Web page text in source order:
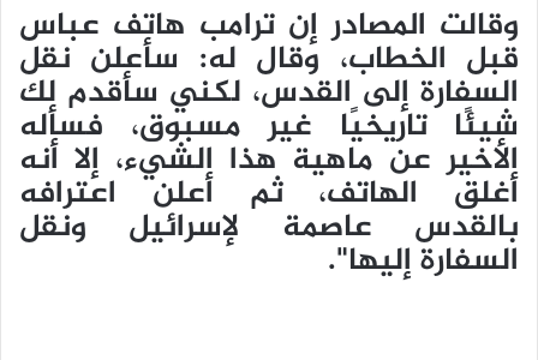
وقالت المصادر إن ترامب هاتف عباس
قبل الخطاب، وقال له: سأعلن نقل
السفارة إلى القدس، لكني سأقدم لك
شيئًا تاريخيًا غير مسبوق، فسأله
الأخير عن ماهية هذا الشيء، إلا أنه
أغلق الهاتف، ثم أعلن اعترافه
بالقدس عاصمة لإسرائيل ونقل
السفارة إليها".